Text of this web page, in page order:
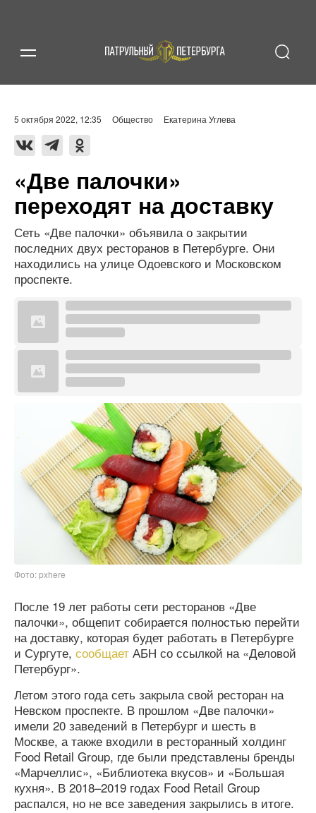
5 октября 2022, 12:35 Общество Екатерина Углева
«Две палочки»
переходят на доставку
Сеть «Две палочки» объявила о закрытии
последних двух ресторанов в Петербурге. Они
находились на улице Одоевского и Московском
проспекте.
Фото: pxhere
После 19 лет работы сети ресторанов «Две
палочки», общепит собирается полностью перейти
на доставку, которая будет работать в Петербурге
и Сургуте, сообщает АБН со ссылкой на «Деловой
Петербург».
Летом этого года сеть закрыла свой ресторан на
Невском проспекте. В прошлом «Две палочки»
имели 20 заведений в Петербург и шесть в
Москве, а также входили в ресторанный холдинг
Food Retail Group, где были представлены бренды
«Марчеллис», «Библиотека вкусов» и «Большая
кухня». В 2018–2019 годах Food Retail Group
распался, но не все заведения закрылись в итоге.